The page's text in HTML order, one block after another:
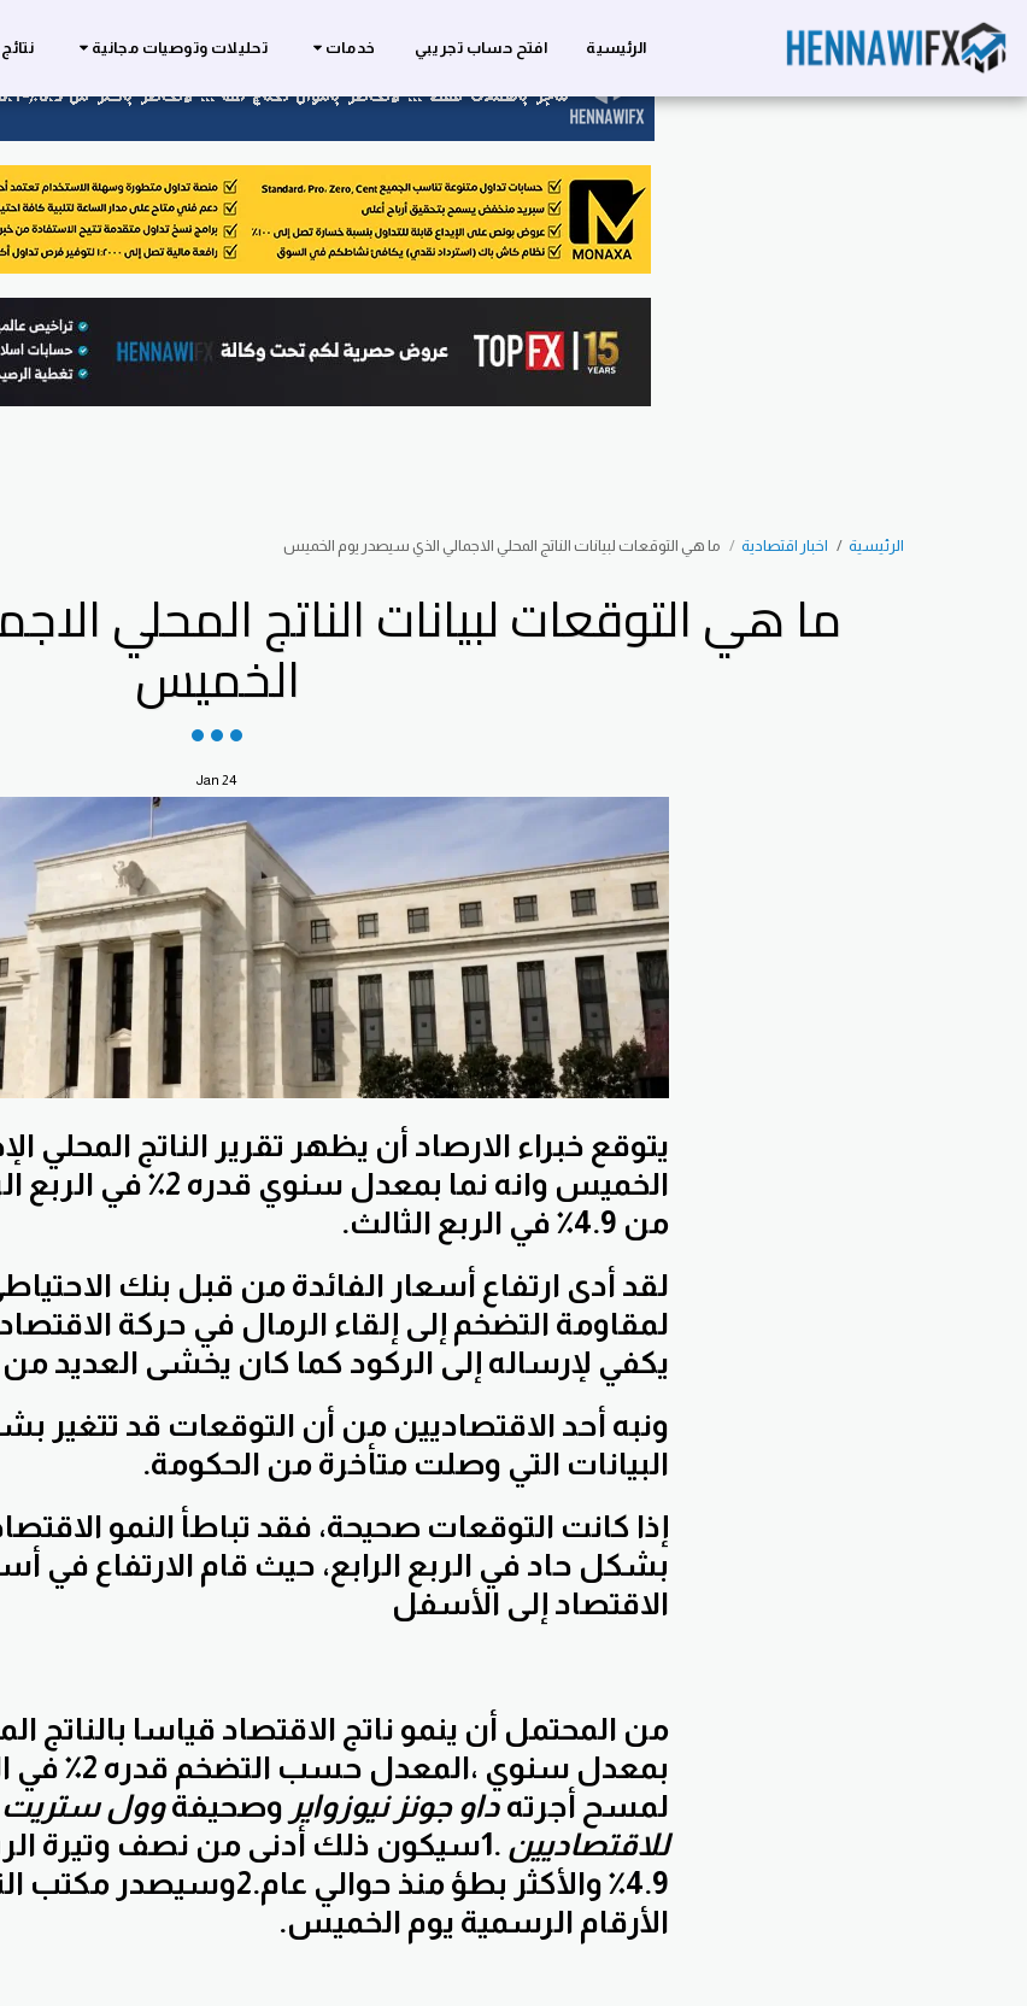
الرئيسية افتح حساب تجريبي خدمات تحليلات وتوصيات مجانية
الرئيسية اخبار اقتصادية ما هي التوقعات لبيانات الناتج المحلي الاجمالي الذي سيصدر يوم الخميس
ما هي التوقعات لبيانات الناتج المحلي
الخميس
24
Jan
يتوقع خبراء الارصاد أن يظهر تقرير الناتج المحلي
الخميس وانه نما بمعدل
من 4.9٪ في الربع الثالث.
لقد أدى ارتفاع أسعار الفائدة من قبل بنك
لمقاومة التضخم إلى إلقاء الرمال في حركة
يكفي لإرساله إلى الركود كما كان يخشى العديد من
ونبه أحد الاقتصاديين من أن التوقعات قد تتغير
البيانات التي وصلت متأخرة من الحكومة.
إذا كانت التوقعات صحيحة، فقد تباطأ النمو
بشكل حاد في الربع الرابع، حيث قام الارتفاع في
الاقتصاد إلى الأسفل
من المحتمل أن ينمو ناتج الاقتصاد قياسا بالناتج
بمعدل سنوي
لمسح أجرته داو جونز نيوزواير وصحيفةوول ستريت
للاقتصاديين .
1سيكون ذلك أدنى من نصف وتيرة
4.9٪ والأكثر بطؤ
منذ حوالي عام.2وسيصدر مكتب
الأرقام الرسمية يوم الخميس.